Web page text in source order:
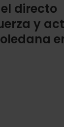
directo
y